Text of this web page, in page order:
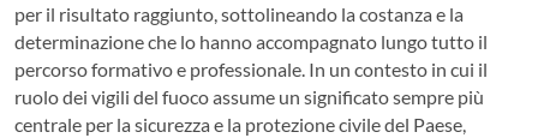
per il risultato raggiunto, sottolineando la costanza e la
determinazione che lo hanno accompagnato lungo tutto il
percorso formativo e professionale. In un contesto in cui il
ruolo dei vigili del fuoco assume un significato sempre più
centrale per la sicurezza e la protezione civile del Paese,